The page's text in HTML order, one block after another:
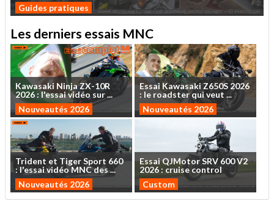
Guides pratiques
Les derniers essais MNC
Kawasaki NinjaZX-10R
2026: l'essaividéo sur...
Nouveautés 2026
Essai Kawasaki Z650S 2026
: le roadsterquiveut ...
Nouveautés 2026
Trident et TigerSport 660
: l'essaividéo MNCdes...
Nouveautés 2026
EssaiQJMotorSRV 600V2
2026 : cruise control
Custom